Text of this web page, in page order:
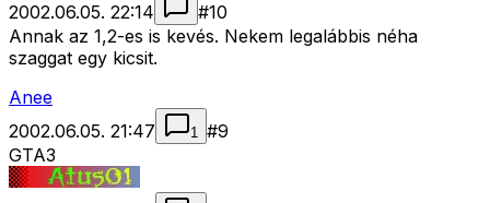
2002.06.05. 22:14 #10
Annak az 1,2-es is kevés. Nekem legalábbis néha
szaggat egy kicsit.
Anee
2002.06.05. 21:47
1 #9
GTA3